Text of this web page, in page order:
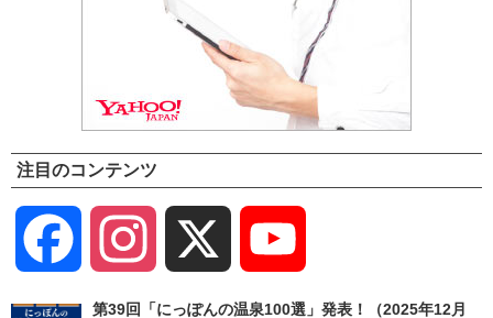
注目のコンテンツ
Facebook Instagram
Channel
第39回「にっぽんの温泉100選」発表！（2025年12月